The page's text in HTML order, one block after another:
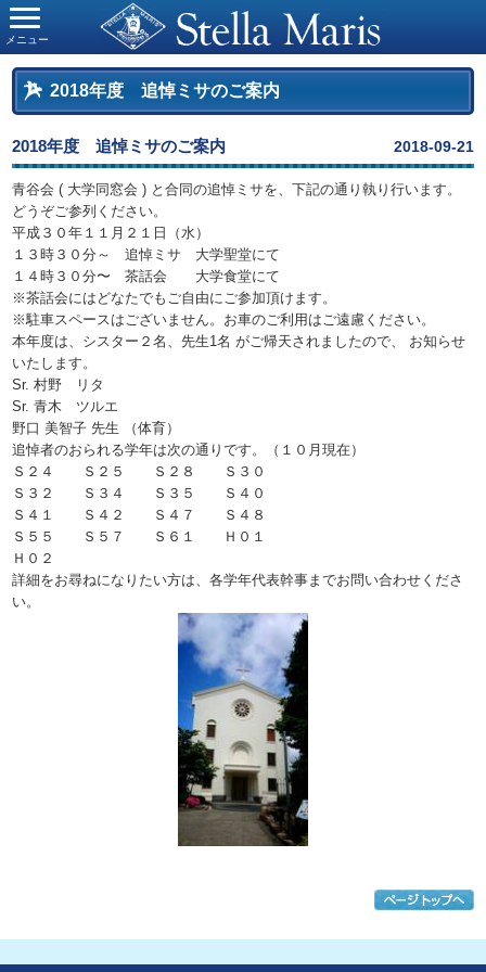
メニュー
2018年度 追悼ミサのご案内
2018年度 追悼ミサのご案内 2018-09-21
青谷会 ( 大学同窓会 ) と合同の追悼ミサを、下記の通り執り行います。
どうぞご参列ください。
平成３０年１１月２１日（水）
１３時３０分～ 追悼ミサ 大学聖堂にて
１４時３０分〜 茶話会 大学食堂にて
※茶話会にはどなたでもご自由にご参加頂けます。
※駐車スペースはございません。お車のご利用はご遠慮ください。
本年度は、シスター２名、先生1名 がご帰天されましたので、 お知らせ
いたします。
Sr. 村野 リタ
Sr. 青木 ツルエ
野口 美智子 先生 （体育）
追悼者のおられる学年は次の通りです。（１０月現在）
Ｓ２４ Ｓ２５ Ｓ２８ Ｓ３０
Ｓ３２ Ｓ３４ Ｓ３５ Ｓ４０
Ｓ４１ Ｓ４２ Ｓ４７ Ｓ４８
Ｓ５５ Ｓ５７ Ｓ６１ Ｈ０１
Ｈ０２
詳細をお尋ねになりたい方は、各学年代表幹事までお問い合わせくださ
い。